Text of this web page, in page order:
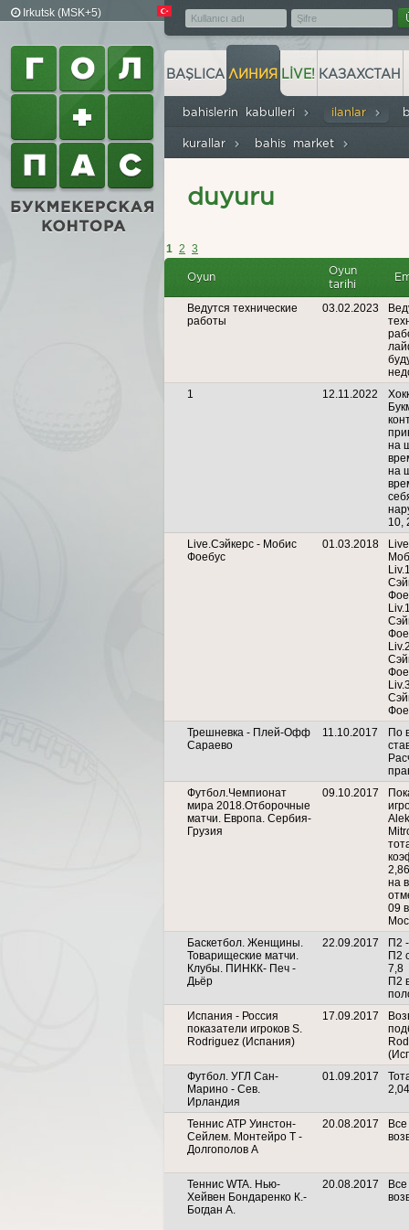
Irkutsk (MSK+5)
BAŞLICA ЛИНИЯ
bahislerin kabulleri ilanlar
kurallar bahis market
LIVE! КАЗАХСТАН
duyuru
1 2 3
Oyun
Oyun
tarihi
Ведутся технические
работы
03.02.2023
1
12.11.2022
на
на
10,
Live.Сэйкерс - Мобис
Фоебус
01.03.2018
Трешневка - Плей-Офф
Сараево
11.10.2017
По
Футбол.Чемпионат
мира 2018.Отборочные
матчи. Европа. Сербия-
Грузия
09.10.2017
на
09
Баскетбол. Женщины.
Товарищеские матчи.
Клубы. ПИНКК- Печ -
Дьёр
22.09.2017
П2
П2
7,8
П2
Испания - Россия
показатели игроков S.
Rodriguez (Испания)
17.09.2017
Футбол. УГЛ Сан-
Марино - Сев.
Ирландия
01.09.2017
2,04
Теннис АТР Уинстон-
Сейлем. Монтейро Т -
Долгополов А
20.08.2017
Теннис WTA. Нью-
Хейвен Бондаренко К.-
Богдан А.
20.08.2017